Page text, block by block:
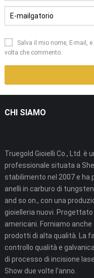
Salva il mio nome, E-mail,
volta che commento.
CHI SIAMO
Truegold Gioielli Co., Ltd. è
professionale situata a
stabilimento nel 2007 e ha
anelli in carburo di
and so on., con una
gioielleria nuovi.
americani. Forniamo
prodotti di alta qualità. La
controllo qualità e
di processo di incisione
Show due volte l'anno.